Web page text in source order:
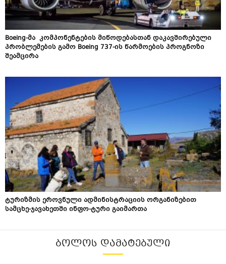
Boeing-მა კომპონენტების მიწოდებასთან დაკავშირებული
პრობლემების გამო Boeing 737-ის წარმოების პროგნოზი
შეამცირა
ტურიზმის ეროვნული ადმინისტრაციის ორგანიზებით
სამცხე-ჯავახეთში ინფო-ტური გაიმართა
ᲑᲝᲚᲝᲡ ᲓᲐᲛᲐᲢᲔᲑᲣᲚᲘ